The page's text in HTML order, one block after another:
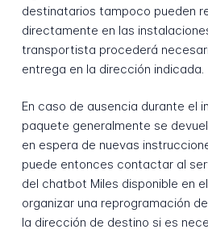
destinatarios tampoco pueden
directamente en las
transportista procederá
entrega en la dirección indicada.
En caso de ausencia durante el
paquete generalmente se
en espera de nuevas
puede entonces contactar al
del chatbot Miles disponible en
organizar una reprogramación
la dirección de destino si es